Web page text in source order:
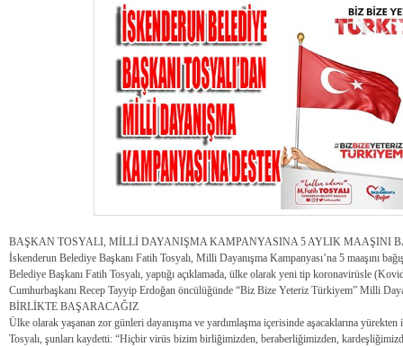
BAŞKAN TOSYALI, MİLLİ DAYANIŞMA KAMPANYASINA 5 AYLIK MAAŞINI
İskenderun Belediye Başkanı Fatih Tosyalı, Milli Dayanışma Kampanyası’na 5 maaşını
Belediye Başkanı Fatih Tosyalı, yaptığı açıklamada, ülke olarak yeni tip koronavirüsle
Cumhurbaşkanı Recep Tayyip Erdoğan öncülüğünde “Biz Bize Yeteriz Türkiyem” Milli
BİRLİKTE BAŞARACAĞIZ
Ülke olarak yaşanan zor günleri dayanışma ve yardımlaşma içerisinde aşacaklarına yürekten
Tosyalı, şunları kaydetti: “Hiçbir virüs bizim birliğimizden, beraberliğimizden,